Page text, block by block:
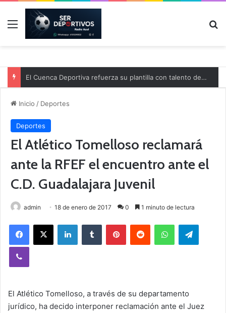
Menú
El Cuenca Deportiva refuerza su plantilla con talento de la comarca
Inicio / Deportes
Deportes
El Atlético Tomelloso reclamará
ante la RFEF el encuentro ante el
C.D. Guadalajara Juvenil
admin 18 de enero de 2017 0 1 minuto de lectura
El Atlético Tomelloso, a través de su departamento
jurídico, ha decido interponer reclamación ante el Juez